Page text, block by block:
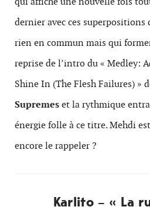
dernier avec ces superpositions
rien en commun mais qui
reprise de l’intro du « Medley:
Shine In (The Flesh Failures) »
Supremeset la rythmique
énergie folle à ce titre. Mehdi
encore le rappeler ?
Karlito – « La